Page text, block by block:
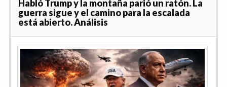
Habló Trump y la montaña parió un ratón. La
guerra sigue y el camino para la escalada
está abierto. Análisis